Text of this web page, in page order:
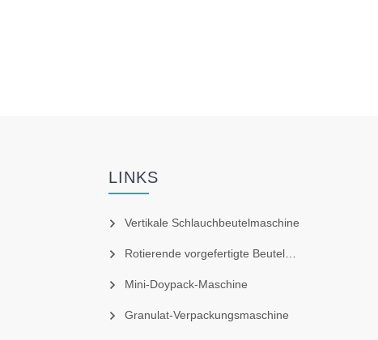
LINKS
Vertikale Schlauchbeutelmaschine
Rotierende vorgefertigte Beutel-Doypack-Maschine
Mini-Doypack-Maschine
Granulat-Verpackungsmaschine